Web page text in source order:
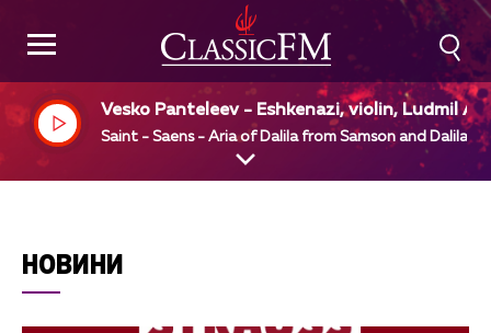
Vesko Panteleev - Eshkenazi, violin, Ludmil
elov, piano
Saint - Saens - Aria of Dalila from Samson and Dalila
НОВИНИ